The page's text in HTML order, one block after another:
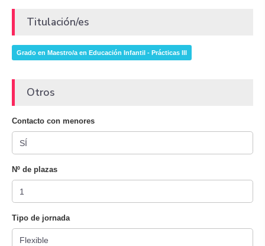
Titulación/es
Grado en Maestro/a en Educación Infantil - Prácticas III
Otros
Contacto con menores
Nº de plazas
Tipo de jornada